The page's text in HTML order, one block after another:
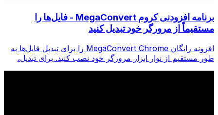
برنامه افزودنی کروم MegaConvert - فایل‌ها را
مستقیماً از مرورگر خود تبدیل کنید
افزونه رایگان MegaConvert Chrome را برای تبدیل فایل‌ها به
طور مستقیم از نوار ابزار مرورگر خود نصب کنید. برای تبدیل،